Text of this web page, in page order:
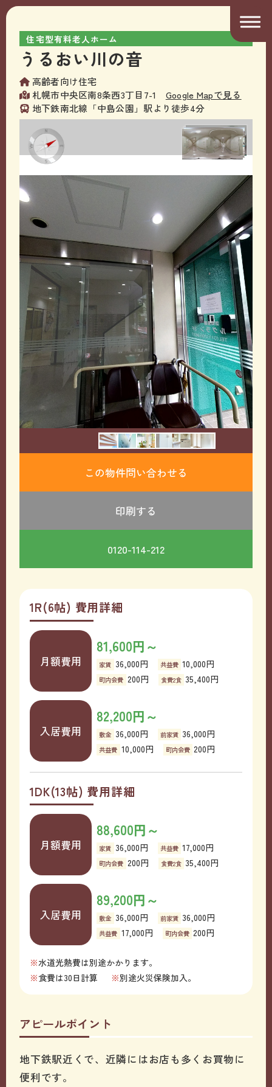
住宅型有料老人ホーム
うるおい川の音
高齢者向け住宅
札幌市中央区南8条西3丁目7-1 Google Mapで見る
地下鉄南北線「中島公園」駅より徒歩4分
この物件問い合わせる
印刷する
0120-114-212
1R(6帖) 費用詳細
月額費用
81,600円～
家賃 36,000円 共益費 10,000円
町内会費 200円 食費2食 35,400円
入居費用
82,200円～
敷金 36,000円 前家賃 36,000円
共益費 10,000円 町内会費 200円
1DK(13帖) 費用詳細
月額費用
88,600円～
家賃 36,000円 共益費 17,000円
町内会費 200円 食費2食 35,400円
入居費用
89,200円～
敷金 36,000円 前家賃 36,000円
共益費 17,000円 町内会費 200円
水道光熱費は別途かかります。
食費は30日計算
別途火災保険加入。
アピールポイント
地下鉄駅近くで、近隣にはお店も多くお買物に
便利です。